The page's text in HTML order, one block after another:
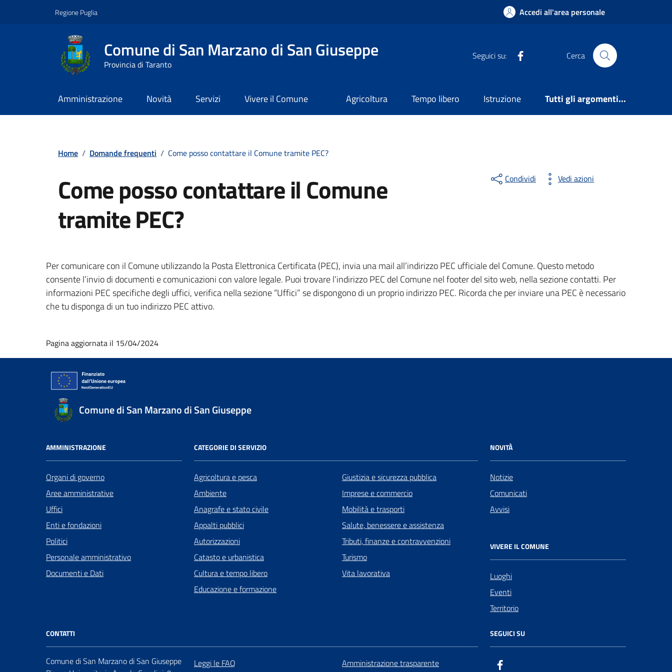
Regione Puglia Accedi all'area personale
Comune di San Marzano di San Giuseppe
Provincia di Taranto
Seguici su: Cerca
Amministrazione Novità Servizi Vivere il Comune Agricoltura Tempo libero Istruzione Tutti gli argomenti...
Home / Domande frequenti / Come posso contattare il Comune tramite PEC?
Come posso contattare il Comune
tramite PEC?
Condividi Vedi azioni
Per comunicare con il Comune utilizzando la Posta Elettronica Certificata (PEC), invia una mail all’indirizzo PEC ufficiale del Comune. Questo metodo
consente l’invio di documenti e comunicazioni con valore legale. Puoi trovare l’indirizzo PEC del Comune nel footer del sito web, nella sezione contatti. Per
informazioni PEC specifiche degli uffici, verifica nella sezione “Uffici” se dispongono di un proprio indirizzo PEC. Ricorda che per inviare una PEC è necessario
che tu disponga di un tuo indirizzo PEC attivo.
Pagina aggiornata il 15/04/2024
Comune di San Marzano di San Giuseppe
AMMINISTRAZIONE
Organi di governo
Aree amministrative
Uffici
Enti e fondazioni
Politici
Personale amministrativo
Documenti e Dati
CATEGORIE DI SERVIZIO
Agricoltura e pesca
Ambiente
Anagrafe e stato civile
Appalti pubblici
Autorizzazioni
Catasto e urbanistica
Cultura e tempo libero
Educazione e formazione
Giustizia e sicurezza pubblica
Imprese e commercio
Mobilità e trasporti
Salute, benessere e assistenza
Tributi, finanze e contravvenzioni
Turismo
Vita lavorativa
NOVITÀ
Notizie
Comunicati
Avvisi
VIVERE IL COMUNE
Luoghi
Eventi
Territorio
CONTATTI
Comune di San Marzano di San Giuseppe
Leggi le FAQ Amministrazione trasparente
SEGUICI SU